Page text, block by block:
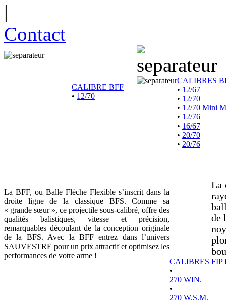
|
Contact
CALIBRE BFF
• 12/70
CALIBRES
• 12/67
• 12/70
• 12/70 Mini
• 12/76
• 16/67
• 20/70
• 20/76
La BFF, ou Balle Flèche Flexible s’inscrit dans la
droite ligne de la classique BFS. Comme sa
« grande sœur », ce projectile sous-calibré, offre des
qualités balistiques, vitesse et précision,
remarquables découlant de la conception originale
de la BFS. Avec la BFF entrez dans l’univers
SAUVESTRE pour un prix attractif et optimisez les
performances de votre arme !
La
de
CALIBRES FIP
•
270 WIN.
•
270 W.S.M.